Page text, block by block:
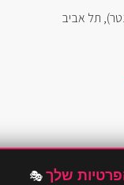
שלך 🎭